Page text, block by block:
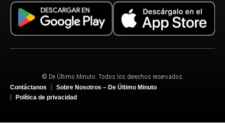
© De Último Minuto. Todos los derechos reservados.
Contáctanos
Sobre Nosotros – De Último Minuto
Política de privacidad